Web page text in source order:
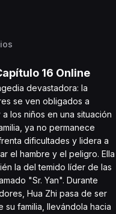
16 Online
devastadora: la
se ven obligados a
los niños en una situación
ya no permanece
dificultades y lidera a
el hambre y el peligro. Ella
la del temido líder de las
"Sr. Yan". Durante
Hua Zhi pasa de ser
familia, llevándola hacia